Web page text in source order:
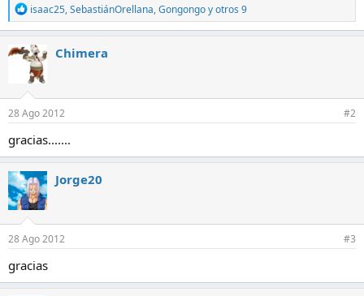
R
e
a
c
c
i
o
n
e
s
:
isaac25,SebastiánOrellana,Gongongoy otros 9
Chimera
28 Ago 2012 #2
gracias.......
Jorge20
28 Ago 2012 #3
gracias